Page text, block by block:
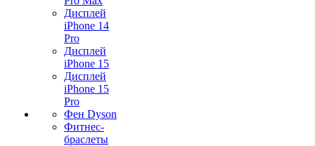
Дисплей
iPhone 14
Pro
Дисплей
iPhone 15
Дисплей
iPhone 15
Pro
Фен Dyson
Фитнес-
браслеты